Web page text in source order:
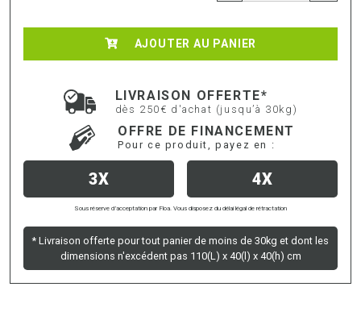
AJOUTER AU PANIER
LIVRAISON OFFERTE*
dès 250€ d'achat (jusqu’à 30kg)
OFFRE DE FINANCEMENT
Pour ce produit, payez en :
3X 4X
Sous réserve d’acceptation par Floa. Vous disposez du délai légal de rétractation
* Livraison offerte pour tout panier de moins de 30kg et dont les
dimensions n'excédent pas 110(L) x 40(l) x 40(h) cm